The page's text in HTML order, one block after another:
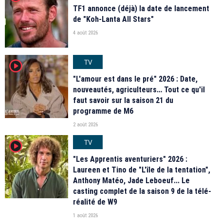
TF1 annonce (déjà) la date de lancement
de "Koh-Lanta All Stars"
4 août 2026
player2
TV
"L'amour est dans le pré" 2026 : Date,
nouveautés, agriculteurs… Tout ce qu'il
faut savoir sur la saison 21 du
programme de M6
2 août 2026
player2
TV
"Les Apprentis aventuriers" 2026 :
Laureen et Tino de "L'île de la tentation",
Anthony Matéo, Jade Leboeuf... Le
casting complet de la saison 9 de la télé-
réalité de W9
1 août 2026